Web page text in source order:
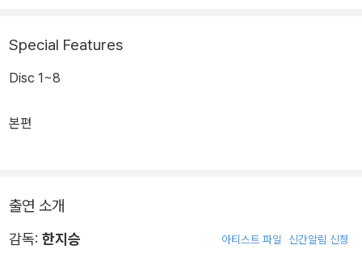
Special Features
Disc 1~8
본편
1) 이하나의 다큐 <연애시대>: Making 나레이션 - 이하나
2) <연애시대>...또 하나의 <연애시대> : 제작 발표회, 제작, 출연진
출연 소개
감독: 한지승 아티스트 파일 신간알림 신청